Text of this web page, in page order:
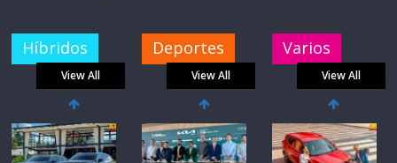
Híbridos
View All
Deportes
View All
Varios
View All